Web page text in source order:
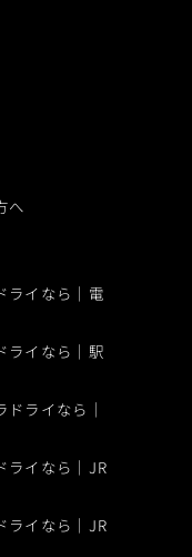
へ
ライなら｜電
ライなら｜駅
ライなら｜
ライなら｜JR
ライなら｜JR